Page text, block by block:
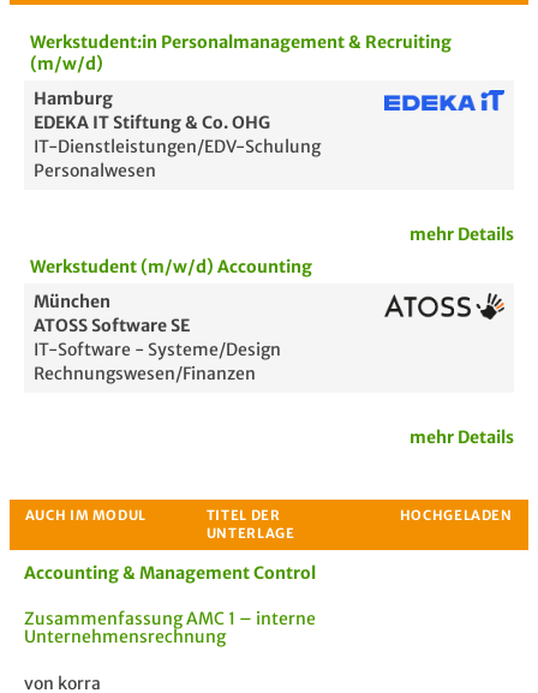
Bewertung
Werkstudent:in Personalmanagement & Recruiting
(m/w/d)
Hamburg
EDEKA IT Stiftung & Co. OHG
IT-Dienstleistungen/EDV-Schulung
Personalwesen
mehr Details
Werkstudent (m/w/d) Accounting
München
ATOSS Software SE
IT-Software - Systeme/Design
Rechnungswesen/Finanzen
mehr Details
Accounting & Management Control
Zusammenfassung AMC 1 – interne
Unternehmensrechnung
von korra